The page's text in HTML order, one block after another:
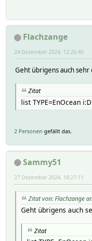
Flachzange
24 Dezember 2024, 12:26:40
Geht übrigens auch sehr
Zitat
list TYPE=EnOcean
2 Personen gefällt das.
Sammy51
27 Dezember 2024, 18:27:11
Zitat von: Flachzange
Geht übrigens auch
Zitat